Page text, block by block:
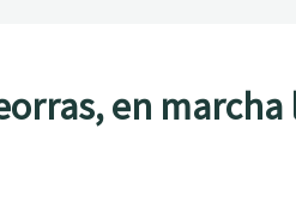
en marcha